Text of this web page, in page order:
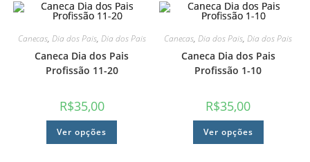
Canecas, Dia dos Pais, Dia dos Pais
Caneca Dia dos Pais
Profissão 11-20
R$35,00
Ver opções
Canecas,Dia dos Pais,Dia dos Pais
Caneca Dia dos Pais
Profissão 1-10
R$35,00
Ver opções